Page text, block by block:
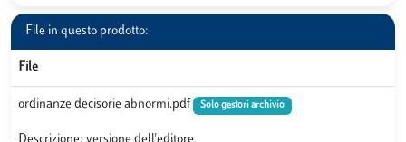
File in questo prodotto:
File
ordinanze decisorie abnormi.pdf Solo gestori archivio